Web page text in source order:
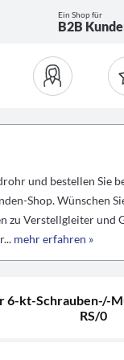
Ein Shop für
B2B
und bestellen Sie
Shop. Wünschen
zu Verstellgleiter und
mehr erfahren »
6-kt-Schrauben-/-
RS/0